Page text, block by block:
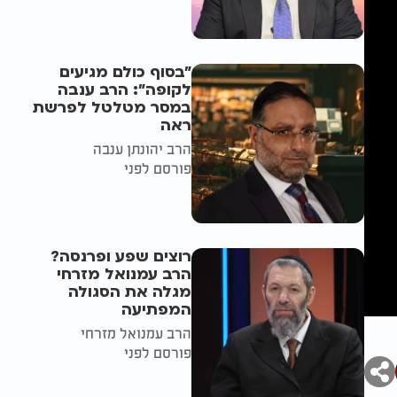
"בסוף כולם מגיעים
לקופה": הרב ענבה
במסר מטלטל לפרשת
ראה
הרב יהונתן ענבה
פורסם לפני
רוצים שפע ופרנסה?
הרב עמנואל מזרחי
מגלה את הסגולה
המפתיעה
הרב עמנואל מזרחי
פורסם לפני